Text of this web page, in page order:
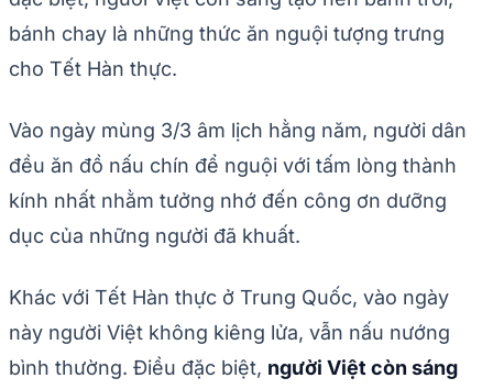
bánh chay là những thức ăn nguội tượng trưng
cho Tết Hàn thực.
Vào ngày mùng 3/3 âm lịch hằng năm, người dân
đều ăn đồ nấu chín để nguội với tấm lòng thành
kính nhất nhằm tưởng nhớ đến công ơn dưỡng
dục của những người đã khuất.
Khác với Tết Hàn thực ở Trung Quốc, vào ngày
này người Việt không kiêng lửa, vẫn nấu nướng
bình thường. Điều đặc biệt, người Việt còn sáng